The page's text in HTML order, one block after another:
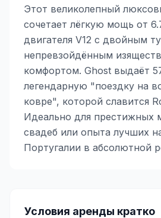
Этот великолепный
сочетает лёгкую мощь от
двигателя V12 с двойным
непревзойдённым
комфортом. Ghost выдаёт
легендарную "поездку на
ковре", которой славится
Идеально для престижных
свадеб или опыта лучших
Португалии в абсолютной
Условия аренды кратко